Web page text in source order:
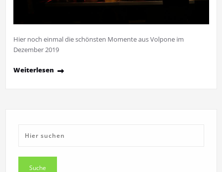
Hier noch einmal die schönsten Momente aus Volpone im
Dezember 2019
Weiterlesen